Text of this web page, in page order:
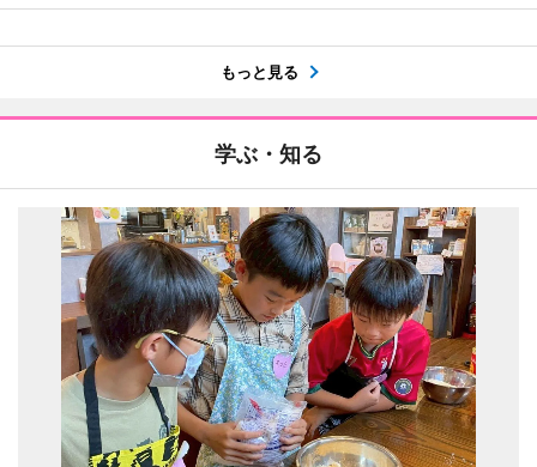
もっと見る
学ぶ・知る